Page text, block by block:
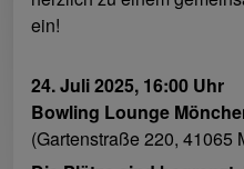
ein!
24. Juli 2025, 16:00 Uhr
Bowling Lounge
(Gartenstraße 220, 41065